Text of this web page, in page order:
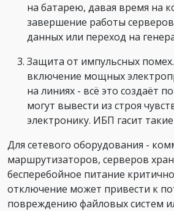
на батарею, давая время на
завершение работы
данных или переход на
Защита от импульсных
включение мощных
на линиях - всё это создаёт
могут вывести из строя
электронику. ИБП гасит
Для сетевого оборудования -
маршрутизаторов, серверов
бесперебойное питание
отключение может привести к
повреждению файловых систем